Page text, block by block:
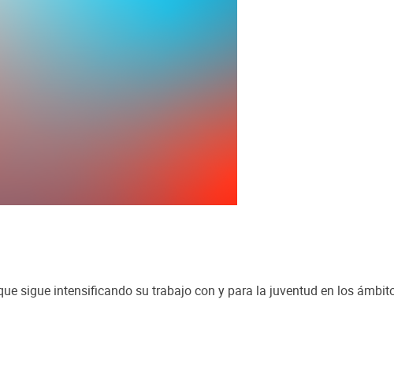
sigue intensificando su trabajo con y para la juventud en los